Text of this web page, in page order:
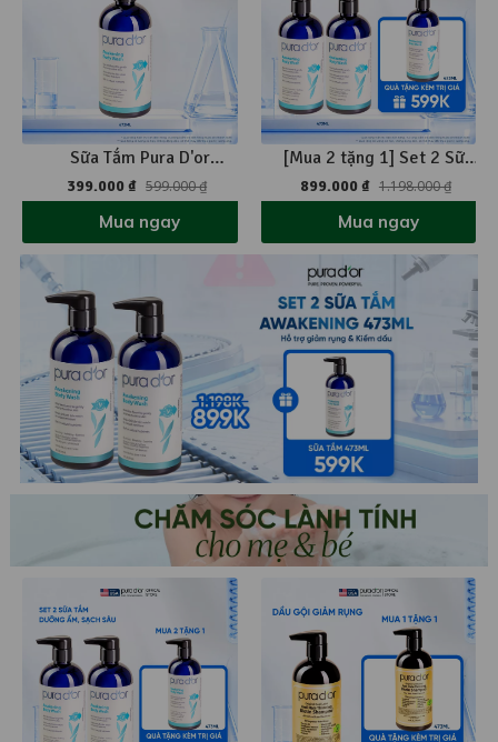
Sữa Tắm Pura D'or
Awakening Body Wash Giúp
Làm Sạch & Dưỡng Ẩm
473ml
399.000 ₫ 599.000 ₫
Mua ngay
[Mua 2 tặng 1] Set 2 Sữa
Tắm Pura D'or Awakening
Body Wash Giúp Làm Sạch
& Dưỡng Ẩm 473ml
899.000 ₫ 1.198.000 ₫
Mua ngay